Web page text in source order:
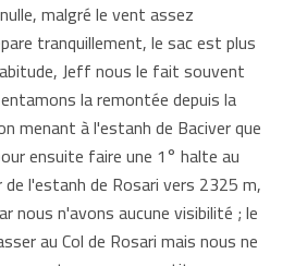
malgré le vent assez
tranquillement, le sac est plus
Jeff nous le fait souvent
la remontée depuis la
menant à l'estanh de Baciver que
ensuite faire une 1° halte au
l'estanh de Rosari vers 2325 m,
nous n'avons aucune visibilité ; le
au Col de Rosari mais nous ne